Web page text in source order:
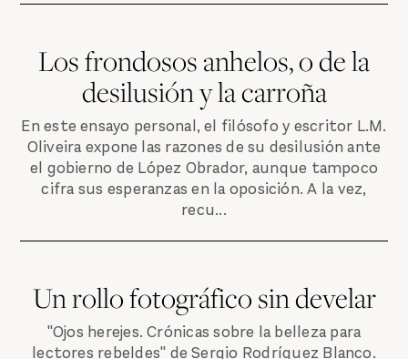
Los frondosos anhelos, o de la
desilusión y la carroña
En este ensayo personal, el filósofo y escritor L.M.
Oliveira expone las razones de su desilusión ante
el gobierno de López Obrador, aunque tampoco
cifra sus esperanzas en la oposición. A la vez,
recu...
Un rollo fotográfico sin develar
"Ojos herejes. Crónicas sobre la belleza para
lectores rebeldes" de Sergio Rodríguez Blanco.